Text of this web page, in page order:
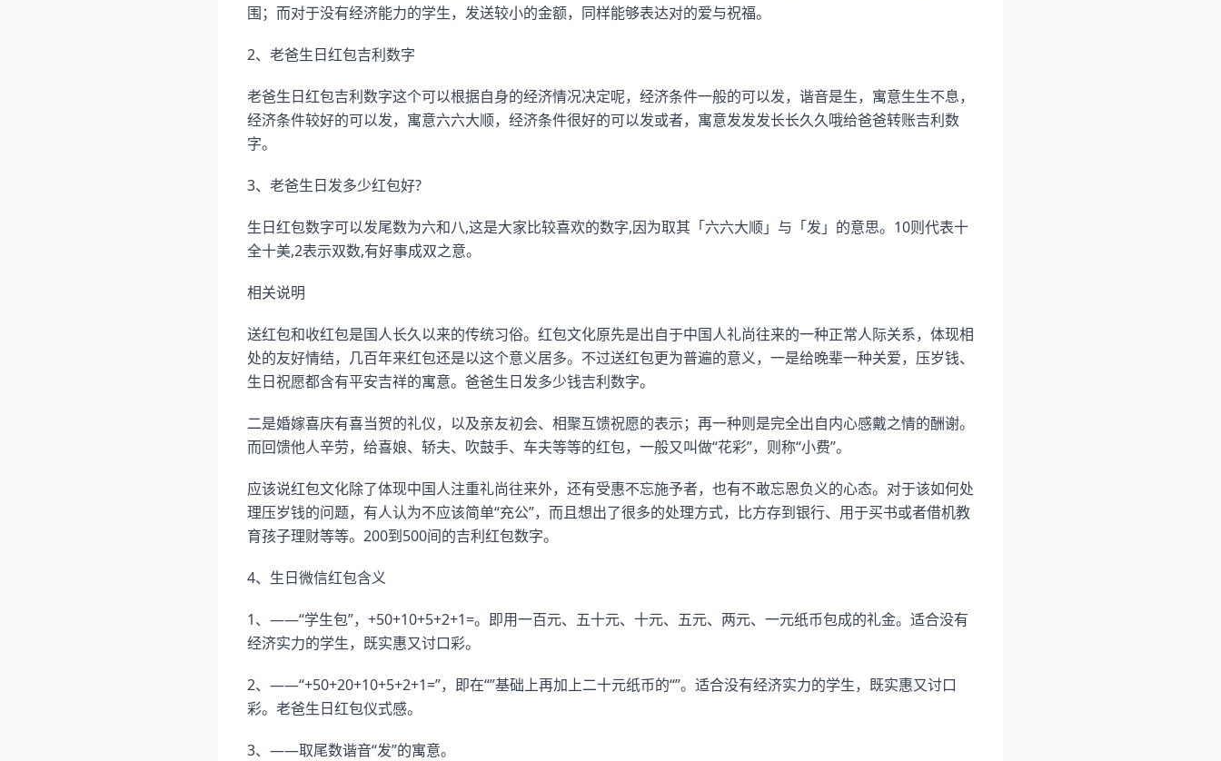
围；而对于没有经济能力的学生，发送较小的金额，同样能够表达对的爱与祝福。
2、老爸生日红包吉利数字
老爸生日红包吉利数字这个可以根据自身的经济情况决定呢，经济条件一般的可以发，谐音是生，寓意生生不息，
经济条件较好的可以发，寓意六六大顺，经济条件很好的可以发或者，寓意发发发长长久久哦给爸爸转账吉利数
字。
3、老爸生日发多少红包好?
生日红包数字可以发尾数为六和八,这是大家比较喜欢的数字,因为取其「六六大顺」与「发」的意思。10则代表十
全十美,2表示双数,有好事成双之意。
相关说明
送红包和收红包是国人长久以来的传统习俗。红包文化原先是出自于中国人礼尚往来的一种正常人际关系，体现相
处的友好情结，几百年来红包还是以这个意义居多。不过送红包更为普遍的意义，一是给晚辈一种关爱，压岁钱、
生日祝愿都含有平安吉祥的寓意。爸爸生日发多少钱吉利数字。
二是婚嫁喜庆有喜当贺的礼仪，以及亲友初会、相聚互馈祝愿的表示；再一种则是完全出自内心感戴之情的酬谢。
而回馈他人辛劳，给喜娘、轿夫、吹鼓手、车夫等等的红包，一般又叫做“花彩”，则称“小费”。
应该说红包文化除了体现中国人注重礼尚往来外，还有受惠不忘施予者，也有不敢忘恩负义的心态。对于该如何处
理压岁钱的问题，有人认为不应该简单“充公”，而且想出了很多的处理方式，比方存到银行、用于买书或者借机教
育孩子理财等等。200到500间的吉利红包数字。
4、生日微信红包含义
1、——“学生包”，+50+10+5+2+1=。即用一百元、五十元、十元、五元、两元、一元纸币包成的礼金。适合没有
经济实力的学生，既实惠又讨口彩。
2、——“+50+20+10+5+2+1=”，即在“”基础上再加上二十元纸币的“”。适合没有经济实力的学生，既实惠又讨口
彩。老爸生日红包仪式感。
3、——取尾数谐音“发”的寓意。